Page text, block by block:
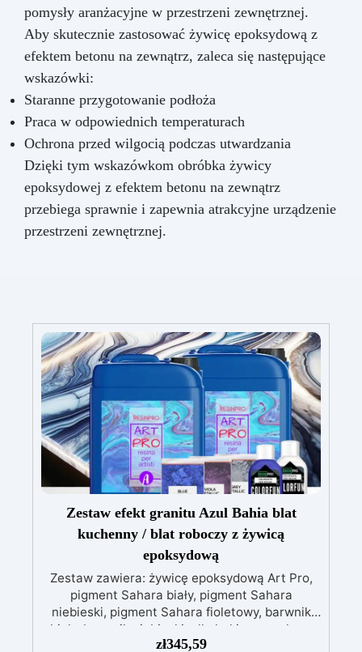
pomysły aranżacyjne w przestrzeni zewnętrznej.
Aby skutecznie zastosować żywicę epoksydową z
efektem betonu na zewnątrz, zaleca się następujące
wskazówki:
Staranne przygotowanie podłoża
Praca w odpowiednich temperaturach
Ochrona przed wilgocią podczas utwardzania
Dzięki tym wskazówkom obróbka żywicy
epoksydowej z efektem betonu na zewnątrz
przebiega sprawnie i zapewnia atrakcyjne urządzenie
przestrzeni zewnętrznej.
Zestaw efekt granitu Azul Bahia blat
kuchenny / blat roboczy z żywicą
epoksydową
Zestaw zawiera: żywicę epoksydową Art Pro,
pigment Sahara biały, pigment Sahara
niebieski, pigment Sahara fioletowy, barwnik
biały, barwnik niebieski, alkohol izopropylowy
99,9% Zestaw efekt granitu Azul Bahia do
zł345,59